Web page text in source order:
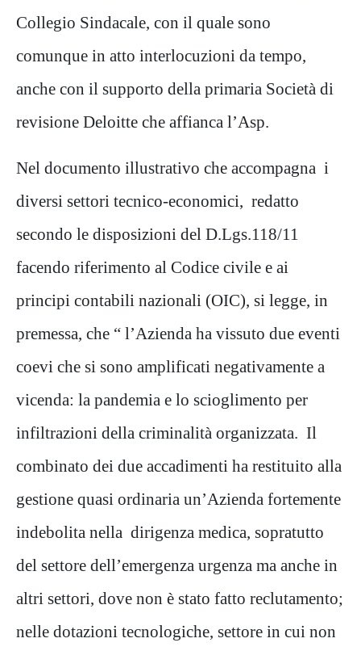
Collegio Sindacale, con il quale sono
comunque in atto interlocuzioni da tempo,
anche con il supporto della primaria Società di
revisione Deloitte che affianca l’Asp.
Nel documento illustrativo che accompagna i
diversi settori tecnico-economici, redatto
secondo le disposizioni del D.Lgs.118/11
facendo riferimento al Codice civile e ai
principi contabili nazionali (OIC), si legge, in
premessa, che “ l’Azienda ha vissuto due eventi
coevi che si sono amplificati negativamente a
vicenda: la pandemia e lo scioglimento per
infiltrazioni della criminalità organizzata. Il
combinato dei due accadimenti ha restituito alla
gestione quasi ordinaria un’Azienda fortemente
indebolita nella dirigenza medica, sopratutto
del settore dell’emergenza urgenza ma anche in
altri settori, dove non è stato fatto reclutamento;
nelle dotazioni tecnologiche, settore in cui non